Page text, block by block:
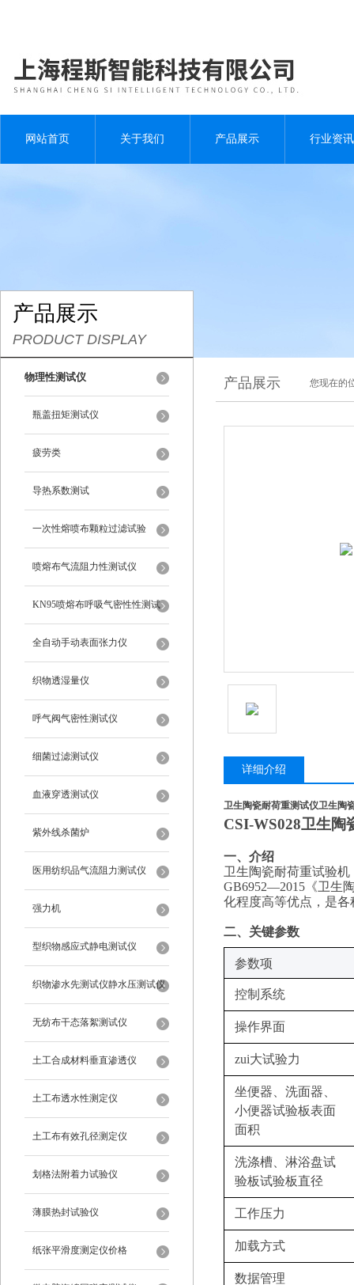
网站首页 关于我们 产品展示 行业资讯
产品展示
PRODUCT DISPLAY
物理性测试仪
瓶盖扭矩测试仪
疲劳类
导热系数测试
一次性熔喷布颗粒过滤试验
喷熔布气流阻力性测试仪
KN95喷熔布呼吸气密性性测试
仪
全自动手动表面张力仪
织物透湿量仪
呼气阀气密性测试仪
细菌过滤测试仪
血液穿透测试仪
紫外线杀菌炉
医用纺织品气流阻力测试仪
强力机
型织物感应式静电测试仪
织物渗水先测试仪静水压测试仪
无纺布干态落絮测试仪
土工合成材料垂直渗透仪
土工布透水性测定仪
土工布有效孔径测定仪
划格法附着力试验仪
薄膜热封试验仪
纸张平滑度测定仪价格
产品展示 您现在的
详细介绍
卫生陶瓷耐荷重测试仪卫生陶
CSI-WS028卫生陶
‌一、 介绍
卫生陶瓷耐荷重试验
GB6952—201 5《卫生
化程度高等优点，是
‌二、关键参数
‌参数项‌
控制系统
操作界面
zui大试验力
坐便器、洗面器、
小便器试验板表面
面积
洗涤槽 、淋浴盘试
验板试验板直径
工作压力
加载方式
‌数据管理‌